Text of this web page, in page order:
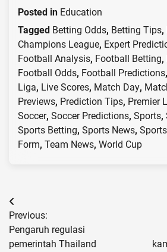
Posted in Education
Tagged Betting Odds, Betting Tips,
Champions League, Expert
Football Analysis, Football Betting,
Football Odds, Football Predictions,
Liga, Live Scores, Match Day,
Previews, Prediction Tips, Premier
Soccer, Soccer Predictions, Sports,
Sports Betting, Sports News,
Form, Team News, World Cup
Post
navigation
Previous:
Pengaruh regulasi
pemerintah Thailand